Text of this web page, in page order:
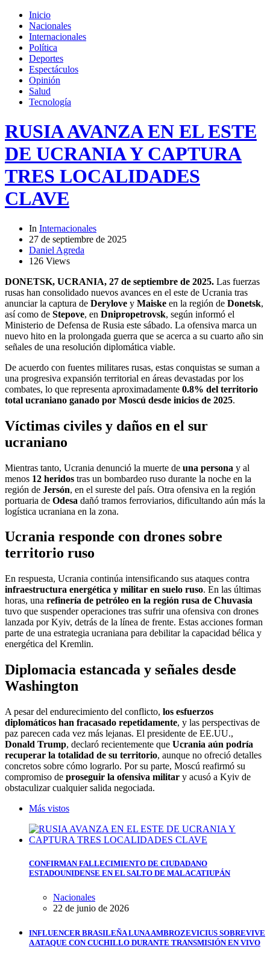
Inicio
Nacionales
Internacionales
Política
Deportes
Espectáculos
Opinión
Salud
Tecnología
RUSIA AVANZA EN EL ESTE
DE UCRANIA Y CAPTURA
TRES LOCALIDADES
CLAVE
In Internacionales
27 de septiembre de 2025
Daniel Agreda
126 Views
DONETSK, UCRANIA, 27 de septiembre de 2025. Las fuerzas
rusas han consolidado nuevos avances en el este de Ucrania tras
anunciar la captura de Derylove y Maiske en la región de Donetsk,
así como de Stepove, en Dnipropetrovsk, según informó el
Ministerio de Defensa de Rusia este sábado. La ofensiva marca un
nuevo hito en la prolongada guerra que se acerca a su cuarto año sin
señales de una resolución diplomática viable.
De acuerdo con fuentes militares rusas, estas conquistas se suman a
una progresiva expansión territorial en áreas devastadas por los
combates, lo que representa aproximadamente 0.8% del territorio
total ucraniano ganado por Moscú desde inicios de 2025.
Víctimas civiles y daños en el sur
ucraniano
Mientras tanto, Ucrania denunció la muerte de una persona y al
menos 12 heridos tras un bombardeo ruso durante la noche en la
región de Jersón, en el sureste del país. Otra ofensiva en la región
portuaria de Odesa dañó tramos ferroviarios, dificultando aún más la
logística ucraniana en la zona.
Ucrania responde con drones sobre
territorio ruso
En respuesta, Ucrania continúa intensificando sus ataques contra
infraestructura energética y militar en suelo ruso. En las últimas
horas, una refinería de petróleo en la región rusa de Chuvasia
tuvo que suspender operaciones tras sufrir una ofensiva con drones
lanzada por Kyiv, detrás de la línea de frente. Estas acciones forman
parte de una estrategia ucraniana para debilitar la capacidad bélica y
energética del Kremlin.
Diplomacia estancada y señales desde
Washington
A pesar del endurecimiento del conflicto, los esfuerzos
diplomáticos han fracasado repetidamente, y las perspectivas de
paz parecen cada vez más lejanas. El presidente de EE.UU.,
Donald Trump, declaró recientemente que Ucrania aún podría
recuperar la totalidad de su territorio, aunque no ofreció detalles
concretos sobre cómo lograrlo. Por su parte, Moscú reafirmó su
compromiso de proseguir la ofensiva militar y acusó a Kyiv de
obstaculizar cualquier salida negociada.
Más vistos
CONFIRMAN FALLECIMIENTO DE CIUDADANO
ESTADOUNIDENSE EN EL SALTO DE MALACATIUPÁN
Nacionales
22 de junio de 2026
INFLUENCER BRASILEÑA LUNA AMBROZEVICIUS SOBREVIVE
A ATAQUE CON CUCHILLO DURANTE TRANSMISIÓN EN VIVO